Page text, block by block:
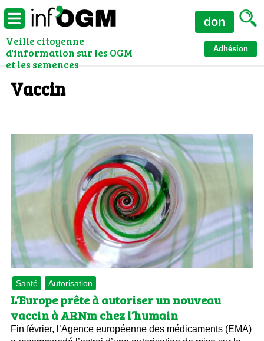
Veille citoyenne
d'information sur les OGM
et les semences
Adhésion
don
Vaccin
Santé Autorisation
L’Europe prête à autoriser un nouveau
vaccin à ARNm chez l’humain
Fin février, l’Agence européenne des médicaments (EMA)